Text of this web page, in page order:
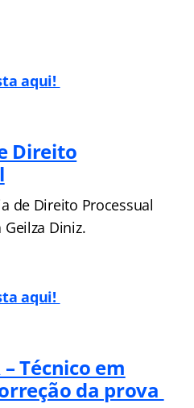
aqui!
Direito
de Direito Processual
Diniz.
aqui!
– Técnico em
da prova